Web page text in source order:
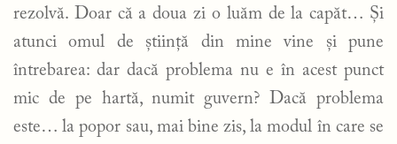
rezolvă. Doar că a doua zi o luăm de la capăt… Și
atunci omul de știință din mine vine și pune
întrebarea: dar dacă problema nu e în acest punct
mic de pe hartă, numit guvern? Dacă problema
este… la popor sau, mai bine zis, la modul în care se